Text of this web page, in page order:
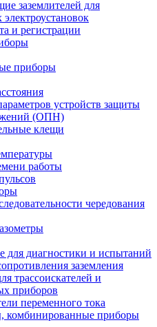
заземлителей для
и регистрации
приборы
устройств защиты
(ОПН)
клещи
работы
чередования
для диагностики и испытаний
заземления
трассоискателей и
приборов
переменного тока
комбинированные приборы